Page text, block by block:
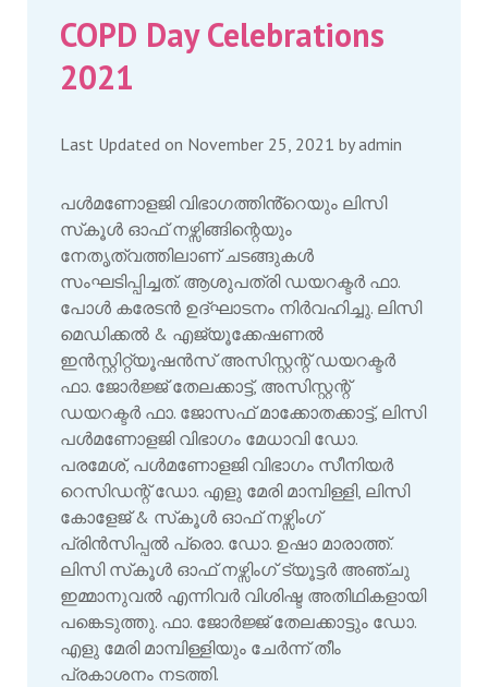
COPD Day Celebrations
2021
Last Updated on November 25, 2021 byadmin
പൾമണോളജി വിഭാഗത്തിൻ്റെയും ലിസി
സ്‌കൂൾ ഓഫ് നഴ്സിങ്ങിന്റെയും
നേതൃത്വത്തിലാണ് ചടങ്ങുകൾ
സംഘടിപ്പിച്ചത്. ആശുപത്രി ഡയറക്ടർ ഫാ.
പോൾ കരേടൻ ഉദ്‌ഘാടനം നിർവഹിച്ചു. ലിസി
മെഡിക്കൽ & എജ്യൂക്കേഷണൽ
ഇൻസ്റ്റിറ്റ്യൂഷൻസ് അസിസ്റ്റന്റ് ഡയറക്ടർ
ഫാ. ജോർജ്ജ് തേലക്കാട്ട്, അസിസ്റ്റന്റ്
ഡയറക്ടർ ഫാ. ജോസഫ് മാക്കോതക്കാട്ട്, ലിസി
പൾമണോളജി വിഭാഗം മേധാവി ഡോ.
പരമേശ്‌, പൾമണോളജി വിഭാഗം സീനിയർ
റെസിഡന്റ് ഡോ. എളു മേരി മാമ്പിള്ളി, ലിസി
കോളേജ് & സ്‌കൂൾ ഓഫ് നഴ്സിംഗ്
പ്രിൻസിപ്പൽ പ്രൊ. ഡോ. ഉഷാ മാരാത്ത്.
ലിസി സ്‌കൂൾ ഓഫ് നഴ്സിംഗ് ട്യൂട്ടർ അഞ്ചു
ഇമ്മാനുവൽ എന്നിവർ വിശിഷ്ട അതിഥികളായി
പങ്കെടുത്തു. ഫാ. ജോർജ്ജ് തേലക്കാട്ടും ഡോ.
എളു മേരി മാമ്പിള്ളിയും ചേർന്ന് തീം
പ്രകാശനം നടത്തി.